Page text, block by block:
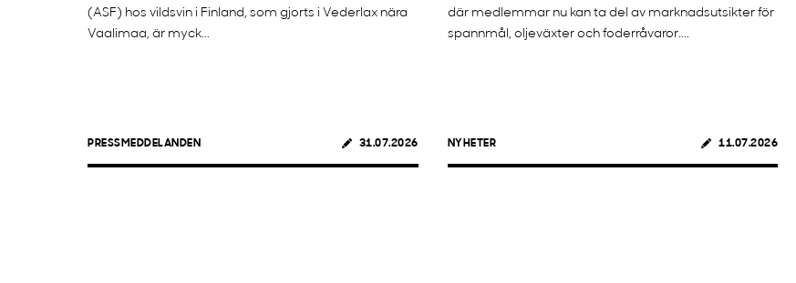
(ASF) hos vildsvin i Finland, som gjorts i Vederlax nära
Vaalimaa, är myck...
PRESSMEDDELANDEN 31.07.2026
där medlemmar nu kan ta del av marknadsutsikter för
spannmål, oljeväxter och foderråvaror....
NYHETER 11.07.2026